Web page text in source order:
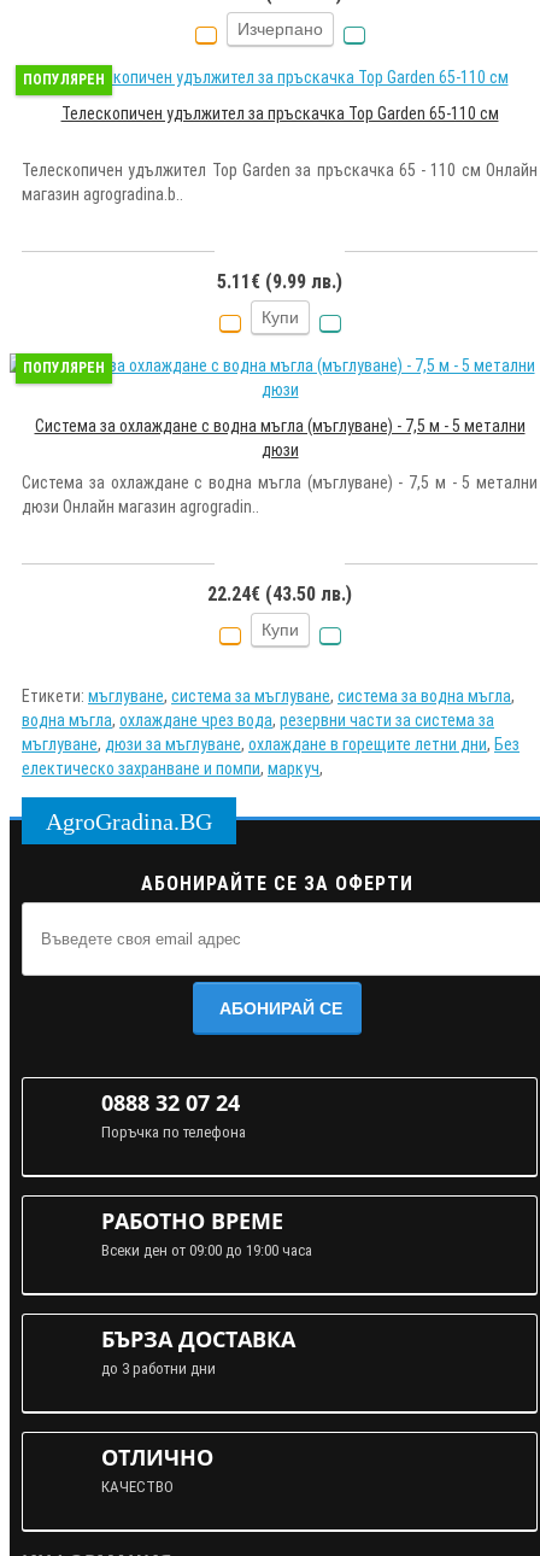
Изчерпано
ПОПУЛЯРЕН
Телескопичен удължител за пръскачка Top Garden 65-110 см
Телескопичен удължител Top Garden за пръскачка 65 - 110 см Онлайн
магазин agrogradina.b..
5.11€ (9.99 лв.)
Купи
ПОПУЛЯРЕН
Система за охлаждане с водна мъгла (мъглуване) - 7,5 м - 5 метални
дюзи
Система за охлаждане с водна мъгла (мъглуване) - 7,5 м - 5 метални
дюзи Онлайн магазин agrogradin..
22.24€ (43.50 лв.)
Купи
Етикети: мъглуване, система за мъглуване, система за водна мъгла,
водна мъгла, охлаждане чрез вода, резервни части за система за
мъглуване, дюзи за мъглуване, охлаждане в горещите летни дни, Без
електическо захранване и помпи, маркуч,
AgroGradina.BG
АБОНИРАЙТЕ СЕ ЗА ОФЕРТИ
АБОНИРАЙ СЕ
0888 32 07 24
Поръчка по телефона
РАБОТНО ВРЕМЕ
Всеки ден от 09:00 до 19:00 часа
БЪРЗА ДОСТАВКА
до 3 работни дни
ОТЛИЧНО
КАЧЕСТВО